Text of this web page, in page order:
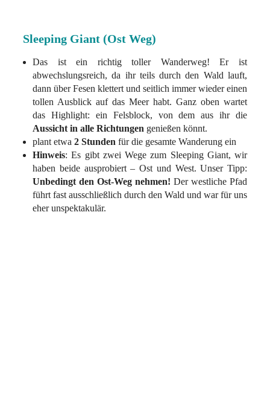
Sleeping Giant (Ost Weg)
Das ist ein richtig toller Wanderweg! Er ist
abwechslungsreich, da ihr teils durch den Wald lauft,
dann über Fesen klettert und seitlich immer wieder einen
tollen Ausblick auf das Meer habt. Ganz oben wartet
das Highlight: ein Felsblock, von dem aus ihr die
Aussicht in alle Richtungen genießen könnt.
plant etwa 2 Stunden für die gesamte Wanderung ein
Hinweis: Es gibt zwei Wege zum Sleeping Giant, wir
haben beide ausprobiert – Ost und West. Unser Tipp:
Unbedingt den Ost-Weg nehmen! Der westliche Pfad
führt fast ausschließlich durch den Wald und war für uns
eher unspektakulär.